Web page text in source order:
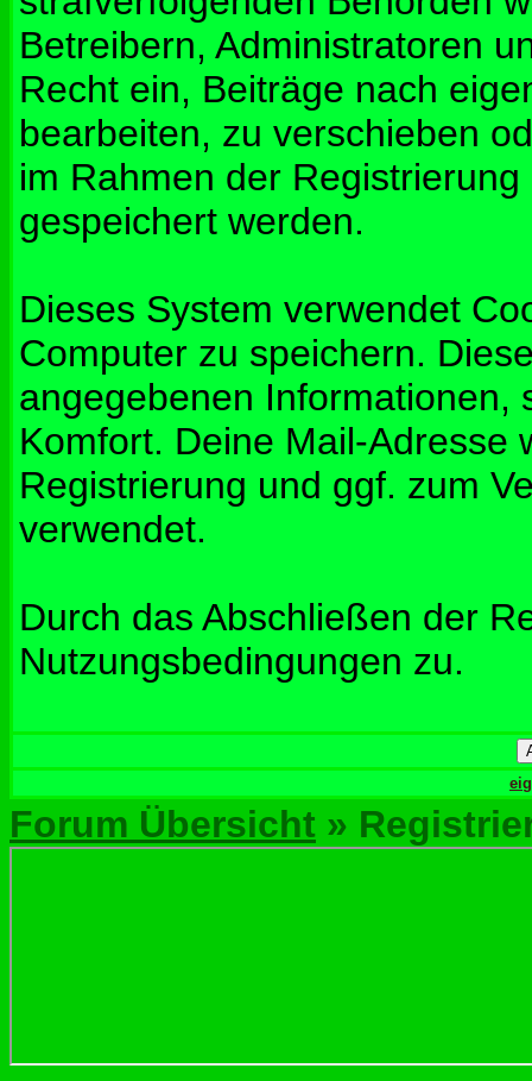
Betreibern, Administratoren
Recht ein, Beiträge nach
bearbeiten, zu verschieben
im Rahmen der
gespeichert werden.
Dieses System verwendet
Computer zu speichern.
angegebenen Informationen,
Komfort. Deine Mail-Adresse
Registrierung und ggf. zum
verwendet.
Durch das Abschließen der
Nutzungsbedingungen zu.
Forum Übersicht »